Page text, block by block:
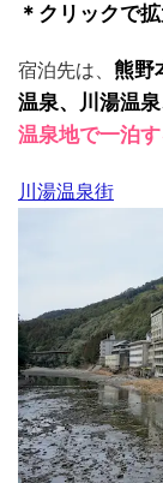
＊クリックで
宿泊先は、 熊野
温泉、川湯温
温泉地で一泊
川湯温泉街